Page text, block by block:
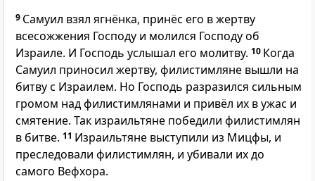
9 Самуил взял ягнёнка, принёс его в жертву
всесожжения Господу и молился Господу об
Израиле. И Господь услышал его молитву. 10 Когда
Самуил приносил жертву, филистимляне вышли на
битву с Израилем. Но Господь разразился сильным
громом над филистимлянами и привёл их в ужас и
смятение. Так израильтяне победили филистимлян
в битве. 11 Израильтяне выступили из Мицфы, и
преследовали филистимлян, и убивали их до
самого Вефхора.